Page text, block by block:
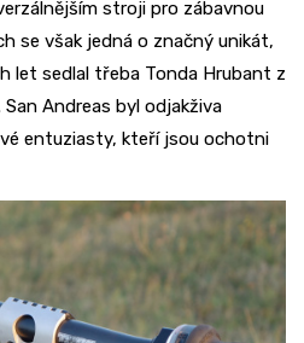
stroji pro zábavnou
se však jedná o značný unikát,
let sedlal třeba Tonda Hrubant z
Andreas byl odjakživa
entuziasty, kteří jsou ochotni